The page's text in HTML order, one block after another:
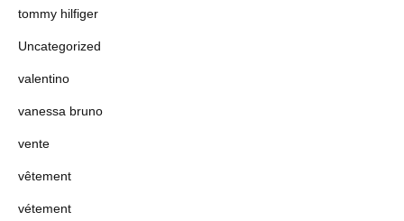
tommy hilfiger
Uncategorized
valentino
vanessa bruno
vente
vêtement
vétement